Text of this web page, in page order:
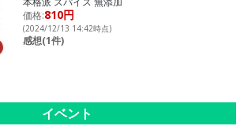
価格:810円
(2024/12/13 14:42時点)
感想(1件)
イベント